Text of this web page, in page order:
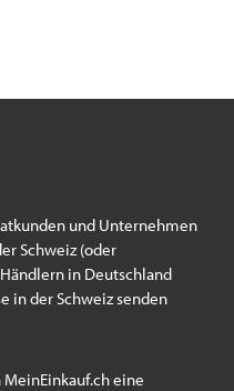
und Unternehmen
Schweiz (oder
in Deutschland
in der Schweiz senden
eine